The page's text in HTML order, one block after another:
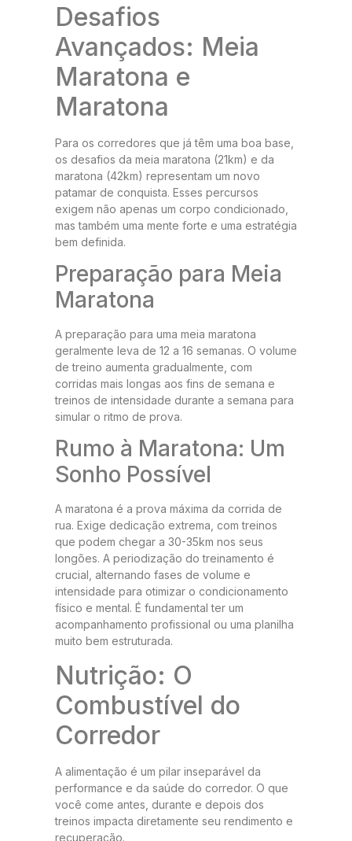
Desafios
Avançados: Meia
Maratona e
Maratona
Para os corredores que já têm uma boa base,
os desafios da meia maratona (21km) e da
maratona (42km) representam um novo
patamar de conquista. Esses percursos
exigem não apenas um corpo condicionado,
mas também uma mente forte e uma estratégia
bem definida.
Preparação para Meia
Maratona
A preparação para uma meia maratona
geralmente leva de 12 a 16 semanas. O volume
de treino aumenta gradualmente, com
corridas mais longas aos fins de semana e
treinos de intensidade durante a semana para
simular o ritmo de prova.
Rumo à Maratona: Um
Sonho Possível
A maratona é a prova máxima da corrida de
rua. Exige dedicação extrema, com treinos
que podem chegar a 30-35km nos seus
longões. A periodização do treinamento é
crucial, alternando fases de volume e
intensidade para otimizar o condicionamento
físico e mental. É fundamental ter um
acompanhamento profissional ou uma planilha
muito bem estruturada.
Nutrição: O
Combustível do
Corredor
A alimentação é um pilar inseparável da
performance e da saúde do corredor. O que
você come antes, durante e depois dos
treinos impacta diretamente seu rendimento e
recuperação.